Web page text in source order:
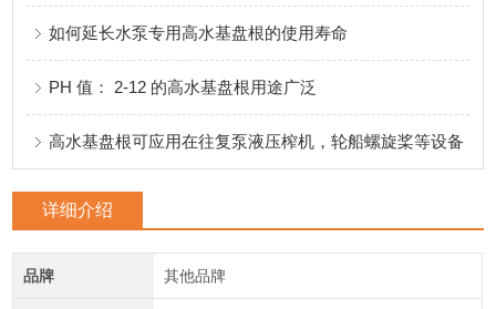
如何延长水泵专用高水基盘根的使用寿命
PH 值： 2-12 的高水基盘根用途广泛
高水基盘根可应用在往复泵液压榨机，轮船螺旋桨等设备
详细介绍
品牌 其他品牌